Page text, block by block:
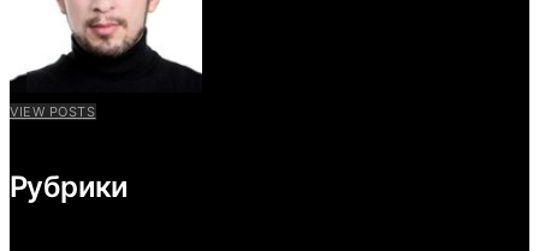
VIEW POSTS
Рубрики